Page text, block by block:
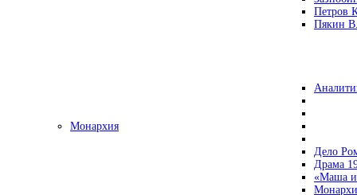
Петров
Пякин
Монархия
Дело
Драма
«Маша и